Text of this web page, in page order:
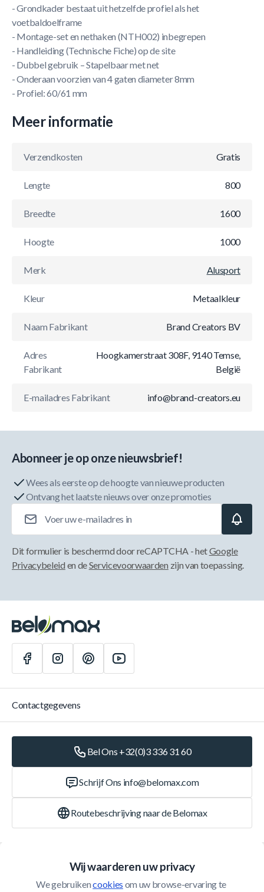
- Grondkader bestaat uit hetzelfde profiel als het
voetbaldoelframe
- Montage-set en nethaken (NTH002) inbegrepen
- Handleiding (Technische Fiche) op de site
- Dubbel gebruik – Stapelbaar met net
- Onderaan voorzien van 4 gaten diameter 8mm
- Profiel: 60/61 mm
Meer informatie
Verzendkosten Gratis
Lengte 800
Breedte 1600
Hoogte 1000
Merk Alusport
Kleur Metaalkleur
Naam Fabrikant Brand Creators BV
Adres
Fabrikant
Hoogkamerstraat 308F, 9140 Temse,
België
E-mailadres Fabrikant info@brand-creators.eu
Wij waarderen uw privacy
We gebruiken cookies om uw browse-ervaring te
Abonneer je op onze nieuwsbrief!
Wees als eerste op de hoogte van nieuwe producten
Ontvang het laatste nieuws over onze promoties
Dit formulier is beschermd door reCAPTCHA - hetGoogle
Privacybeleid en deServicevoorwaarden zijn van toepassing.
Contactgegevens
Bel Ons +32(0)3 336 31 60
Schrijf Ons info@belomax.com
Routebeschrijving naar de Belomax